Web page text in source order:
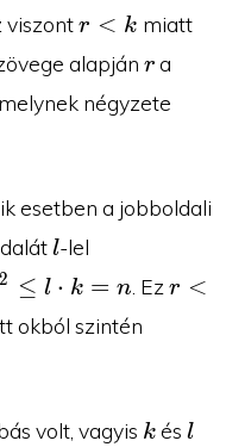
viszontr\lt
k
r < k miatt
alapján r
r a
négyzete
esetben a jobboldali
l
l-lel
l\cdot
2 ≤ l ⋅ k = n . Ezr\lt
r <
okból szintén
volt, vagyis k
k ésl
l